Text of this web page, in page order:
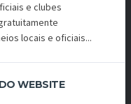
e clubes
locais e oficiais...
WEBSITE